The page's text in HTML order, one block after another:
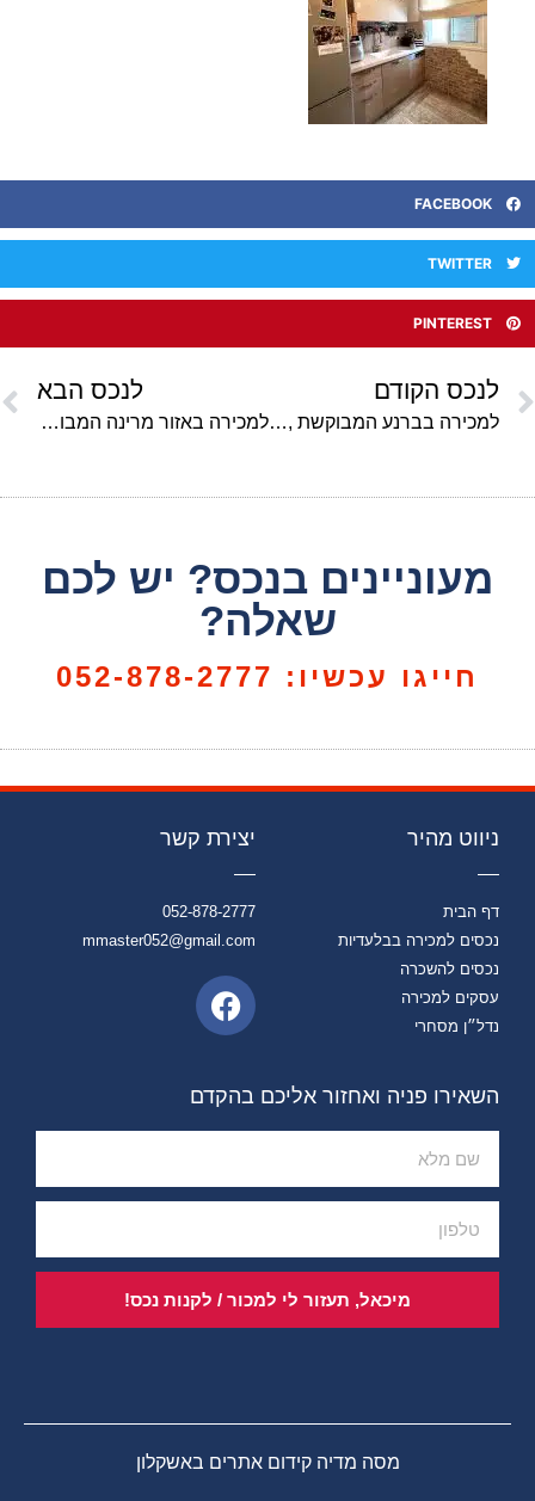
FACEBOOK
TWITTER
PINTEREST
לנכס הקודם
למכירה בברנע המבוקשת ,ברח׳ בלפור,דירת 3 חד׳ מרווחת במיוחד.קומה 11 מתוך 13 עם נוף פתוח.יחידת הורים,מיזוג מיני מרכזי.חנייה פרטית ,בניין חדש ויוקרתי!
לנכס הבא
למכירה באזור מרינה המבוקש,דירת 2 חד' מושקעת וממוזגת .ממ"ד,מרפסת,מעלית ,חנייה פרטית .בניין מסודר עם ספא וחדר כושר .ליד הים ומקומות בילוי.מחיר אטרקטיבי!
מעוניינים בנכס? יש לכם
שאלה?
חייגו עכשיו: 052-878-2777
ניווט מהיר
דף הבית
נכסים למכירה בבלעדיות
נכסים להשכרה
עסקים למכירה
נדל״ן מסחרי
יצירת קשר
052-878-2777
mmaster052@gmail.com
השאירו פניה ואחזור אליכם בהקדם
מיכאל, תעזור לי למכור / לקנות נכס!
מסה מדיה קידום אתרים באשקלון